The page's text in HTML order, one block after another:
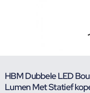
HBM Dubbele LED
Lumen Met Statief